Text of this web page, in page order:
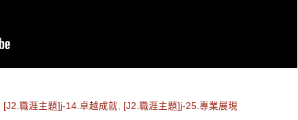
[J2.職涯主題]j-14.卓越成就 [J2.職涯主題]j-25.專業展現